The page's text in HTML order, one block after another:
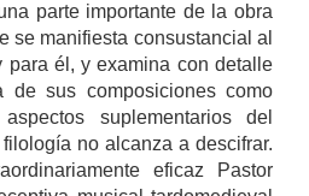
parte importante de la obra
se manifiesta consustancial al
para él, y examina con detalle
de sus composiciones como
suplementarios del
no alcanza a descifrar.
eficaz Pastor